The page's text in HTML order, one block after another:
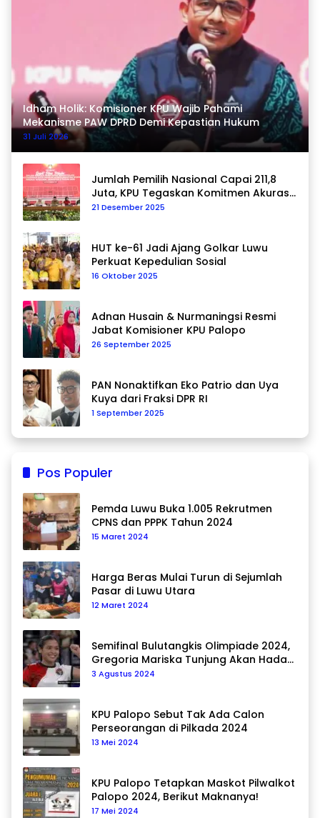
Idham Holik: Komisioner KPU Wajib Pahami
Mekanisme PAW DPRD Demi Kepastian Hukum
31 Juli 2026
Jumlah Pemilih Nasional Capai 211,8
Juta, KPU Tegaskan Komitmen Akurasi
Data Berkelanjutan
21 Desember 2025
HUT ke-61 Jadi Ajang Golkar Luwu
Perkuat Kepedulian Sosial
16 Oktober 2025
Adnan Husain & Nurmaningsi Resmi
Jabat Komisioner KPU Palopo
26 September 2025
PAN Nonaktifkan Eko Patrio dan Uya
Kuya dari Fraksi DPR RI
1 September 2025
Pos Populer
Pemda Luwu Buka 1.005 Rekrutmen
CPNS dan PPPK Tahun 2024
15 Maret 2024
Harga Beras Mulai Turun di Sejumlah
Pasar di Luwu Utara
12 Maret 2024
Semifinal Bulutangkis Olimpiade 2024,
Gregoria Mariska Tunjung Akan Hadapi
Pemain Asal Korea Selatan
3 Agustus 2024
KPU Palopo Sebut Tak Ada Calon
Perseorangan di Pilkada 2024
13 Mei 2024
KPU Palopo Tetapkan Maskot Pilwalkot
Palopo 2024, Berikut Maknanya!
17 Mei 2024